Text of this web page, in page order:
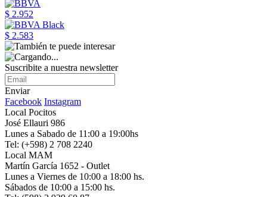
$ 2.952
$ 2.583
Suscribite a nuestra newsletter
Enviar
Facebook Instagram
Local Pocitos
José Ellauri 986
Lunes a Sabado de 11:00 a 19:00hs
Tel: (+598) 2 708 2240
Local MAM
Martín García 1652 - Outlet
Lunes a Viernes de 10:00 a 18:00 hs.
Sábados de 10:00 a 15:00 hs.